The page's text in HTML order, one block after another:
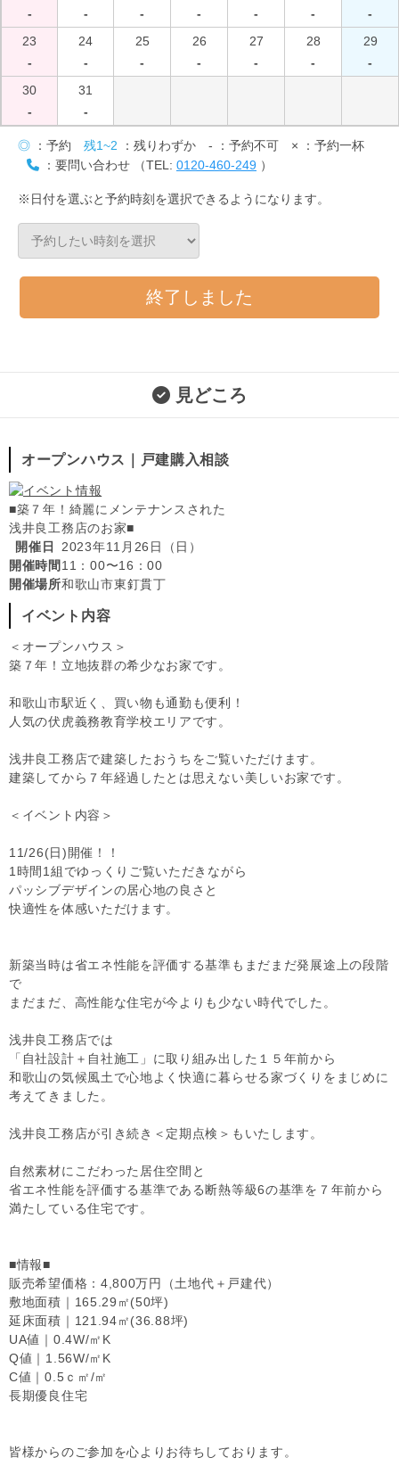
-
-
-
-
-
-
-
23
-
24
-
25
-
26
-
27
-
28
-
29
-
30
-
31
-
◎ ：予約 残1~2 ：残りわずか - ：予約不可 × ：予約一杯
：要問い合わせ （TEL: 0120-460-249 ）
※日付を選ぶと予約時刻を選択できるようになります。
終了しました
見どころ
オープンハウス｜戸建購入相談
■築７年！綺麗にメンテナンスされた
浅井良工務店のお家■
開催日
2023年11月26日（日）
開催時間11：00〜16：00
開催場所和歌山市東釘貫丁
イベント内容
＜オープンハウス＞
築７年！立地抜群の希少なお家です。
和歌山市駅近く、買い物も通勤も便利！
人気の伏虎義務教育学校エリアです。
浅井良工務店で建築したおうちをご覧いただけます。
建築してから７年経過したとは思えない美しいお家です。
＜イベント内容＞
11/26(日)開催！！
1時間1組でゆっくりご覧いただきながら
パッシブデザインの居心地の良さと
快適性を体感いただけます。
新築当時は省エネ性能を評価する基準もまだまだ発展途上の段階
で
まだまだ、高性能な住宅が今よりも少ない時代でした。
浅井良工務店では
「自社設計＋自社施工」に取り組み出した１５年前から
和歌山の気候風土で心地よく快適に暮らせる家づくりをまじめに
考えてきました。
浅井良工務店が引き続き＜定期点検＞もいたします。
自然素材にこだわった居住空間と
省エネ性能を評価する基準である断熱等級6の基準を７年前から
満たしている住宅です。
■情報■
販売希望価格：4,800万円（土地代＋戸建代）
敷地面積｜165.29㎡(50坪)
延床面積｜121.94㎡(36.88坪)
UA値｜0.4W/㎡K
Q値｜1.56W/㎡K
C値｜0.5ｃ㎡/㎡
長期優良住宅
皆様からのご参加を心よりお待ちしております。